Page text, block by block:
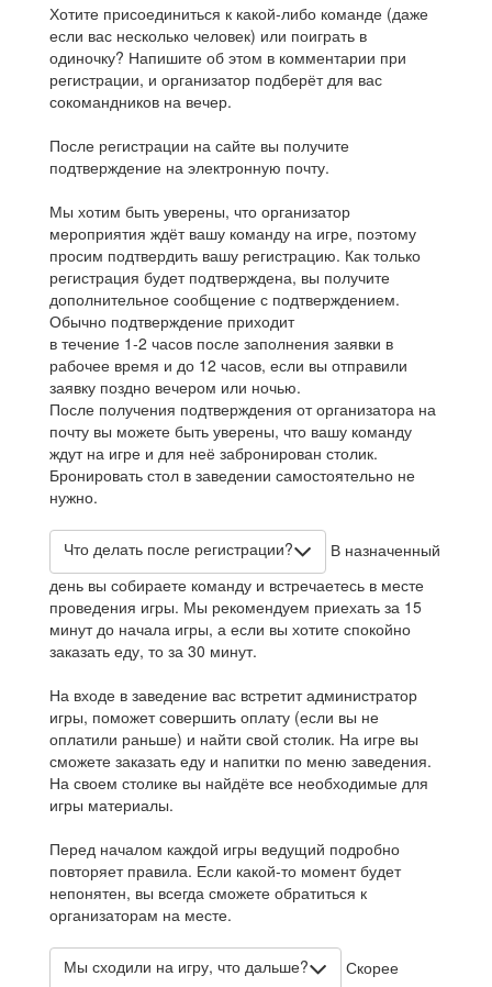
Хотите присоединиться к какой-либо команде (даже
если вас несколько человек) или поиграть в
одиночку? Напишите об этом в комментарии при
регистрации, и организатор подберёт для вас
сокомандников на вечер.
После регистрации на сайте вы получите
подтверждение на электронную почту.
Мы хотим быть уверены, что организатор
мероприятия ждёт вашу команду на игре, поэтому
просим подтвердить вашу регистрацию. Как только
регистрация будет подтверждена, вы получите
дополнительное сообщение с подтверждением.
Обычно подтверждение приходит
в течение 1-2 часов после заполнения заявки в
рабочее время и до 12 часов, если вы отправили
заявку поздно вечером или ночью.
После получения подтверждения от организатора на
почту вы можете быть уверены, что вашу команду
ждут на игре и для неё забронирован столик.
Бронировать стол в заведении самостоятельно не
нужно.
Что делать после регистрации?
В назначенный
день вы собираете команду и встречаетесь в месте
проведения игры. Мы рекомендуем приехать за 15
минут до начала игры, а если вы хотите спокойно
заказать еду, то за 30 минут.
На входе в заведение вас встретит администратор
игры, поможет совершить оплату (если вы не
оплатили раньше) и найти свой столик. На игре вы
сможете заказать еду и напитки по меню заведения.
На своем столике вы найдёте все необходимые для
игры материалы.
Перед началом каждой игры ведущий подробно
повторяет правила. Если какой-то момент будет
непонятен, вы всегда сможете обратиться к
организаторам на месте.
Мы сходили на игру, что дальше?
Скорее